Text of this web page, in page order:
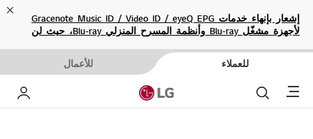
إشعار بإنهاء خدمات Gracenote Music ID / Video ID / eyeQ EPG
لأجهزة مشغّل Blu-ray وأنظمة المسرح المنزلي Blu-ray، حيث لن
للعملاء للأعمال
Menu بحث